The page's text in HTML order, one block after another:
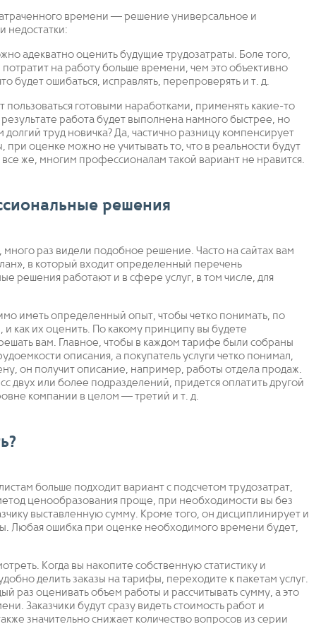
времени — решение универсальное и
недостатки:
адекватно оценить будущие трудозатраты. Боле того,
на работу больше времени, чем это объективно
будет ошибаться, исправлять, перепроверять и т. д.
готовыми наработками, применять какие-то
работа будет выполнена намного быстрее, но
труд новичка? Да, частично разницу компенсирует
оценке можно не учитывать то, что в реальности будут
же, многим профессионалам такой вариант не нравится.
решения
много раз видели подобное решение. Часто на сайтах вам
в который входит определенный перечень
решения работают и в сфере услуг, в том числе, для
иметь определенный опыт, чтобы четко понимать, по
и как их оценить. По какому принципу вы будете
вам. Главное, чтобы в каждом тарифе были собраны
описания, а покупатель услуги четко понимал,
он получит описание, например, работы отдела продаж.
двух или более подразделений, придется оплатить другой
компании в целом — третий и т. д.
больше подходит вариант с подсчетом трудозатрат,
ценообразования проще, при необходимости вы без
выставленную сумму. Кроме того, он дисциплинирует и
Любая ошибка при оценке необходимого времени будет,
Когда вы накопите собственную статистику и
делить заказы на тарифы, переходите к пакетам услуг.
раз оценивать объем работы и рассчитывать сумму, а это
Заказчики будут сразу видеть стоимость работ и
значительно снижает количество вопросов из серии